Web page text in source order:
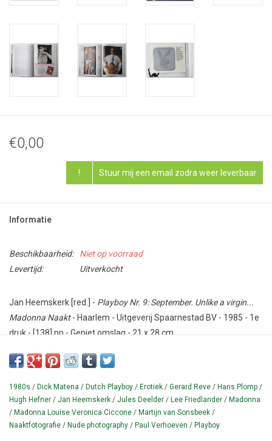
€0,00
! Stuur mij een email zodra weer leverbaar
Informatie
Beschikbaarheid:
Niet op voorraad
Levertijd:
Uitverkocht
Jan Heemskerk [red.] - Playboy Nr. 9: September. Unlike a virgin...
Madonna Naakt- Haarlem - Uitgeverij Spaarnestad BV - 1985 - 1e
druk - [138] pp - Geniet omslag - 21 x 28 cm.
Conditie: Uitstekend - COMPLEET met de Playboy autosticker.
van Hugh Hefner (1926-2017). Geïllustreerd met foto's,
reproducties en advertenties in kleur en zwart-wit. Met popster
Madonna op de cover en op naaktfoto's door Lee Friedlander uit
1980s / Dick Matena / Dutch Playboy / Erotiek / Gerard Reve / Hans Plomp /
Hugh Hefner / Jan Heemskerk / Jules Deelder / Lee Friedlander / Madonna
/ Madonna Louise Veronica Ciccone / Martijn van Sonsbeek /
Naaktfotografie / Nude photography / Paul Verhoeven / Playboy